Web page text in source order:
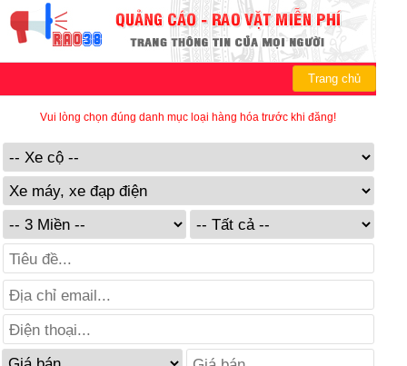
Trang chủ
Vui lòng chọn đúng danh mục loại hàng hóa trước khi đăng!